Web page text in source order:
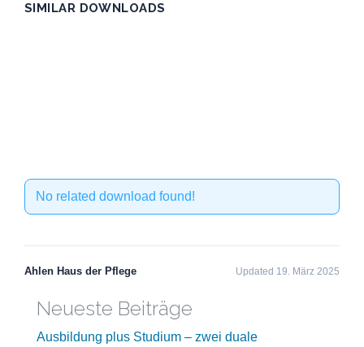
SIMILAR DOWNLOADS
No related download found!
Ahlen Haus der Pflege Updated 19. März 2025
Neueste Beiträge
Ausbildung plus Studium – zwei duale